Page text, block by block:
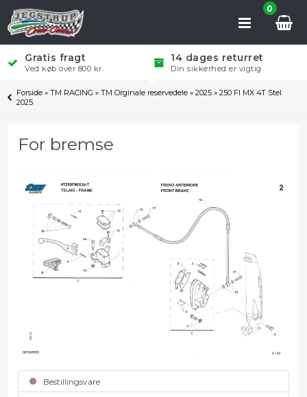
0
Gratis fragt
Ved køb over 800 kr.
14 dages returret
Din sikkerhed er vigtig
Forside »TM RACING »TM Orginale reservedele »2025»250 FI MX 4T Stel
2025
For bremse
Bestillingsvare